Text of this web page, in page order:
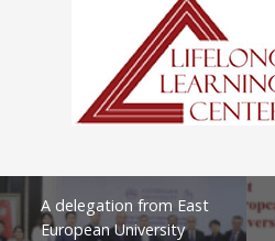
A delegation from East
European University